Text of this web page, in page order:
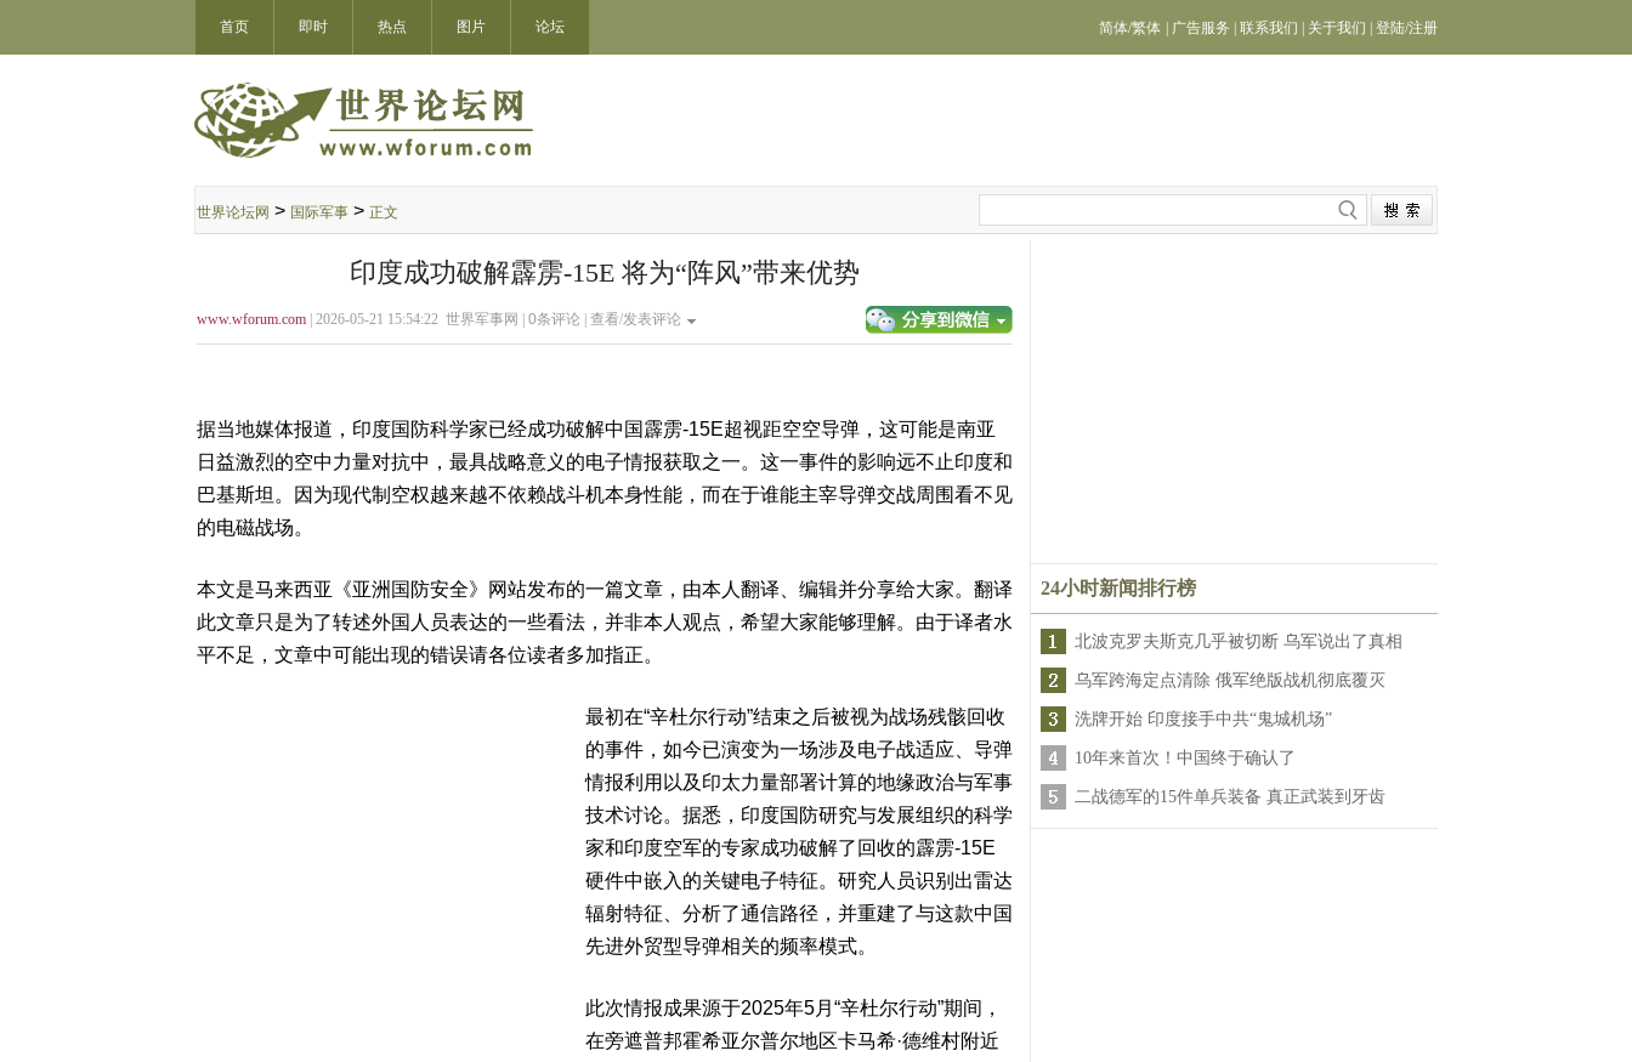
首页 即时 热点 图片 论坛 简体/繁体 广告服务 联系我们 关于我们 登陆/注册
世界论坛网 > 国际军事 > 正文
印度成功破解霹雳-15E 将为“阵风”带来优势
www.wforum.com | 2026-05-21 15:54:22 世界军事网 | 0条评论 | 查看/发表评论
据当地媒体报道，印度国防科学家已经成功破解中国霹雳-15E超视距空空导弹，这可能是南亚
日益激烈的空中力量对抗中，最具战略意义的电子情报获取之一。这一事件的影响远不止印度和
巴基斯坦。因为现代制空权越来越不依赖战斗机本身性能，而在于谁能主宰导弹交战周围看不见
的电磁战场。
本文是马来西亚《亚洲国防安全》网站发布的一篇文章，由本人翻译、编辑并分享给大家。翻译
此文章只是为了转述外国人员表达的一些看法，并非本人观点，希望大家能够理解。由于译者水
平不足，文章中可能出现的错误请各位读者多加指正。
最初在“辛杜尔行动”结束之后被视为战场残骸回收
的事件，如今已演变为一场涉及电子战适应、导弹
情报利用以及印太力量部署计算的地缘政治与军事
技术讨论。据悉，印度国防研究与发展组织的科学
家和印度空军的专家成功破解了回收的霹雳-15E
硬件中嵌入的关键电子特征。研究人员识别出雷达
辐射特征、分析了通信路径，并重建了与这款中国
先进外贸型导弹相关的频率模式。
此次情报成果源于2025年5月“辛杜尔行动”期间，
在旁遮普邦霍希亚尔普尔地区卡马希·德维村附近
24小时新闻排行榜
北波克罗夫斯克几乎被切断 乌军说出了真相
乌军跨海定点清除 俄军绝版战机彻底覆灭
洗牌开始 印度接手中共“鬼城机场”
10年来首次！中国终于确认了
二战德军的15件单兵装备 真正武装到牙齿